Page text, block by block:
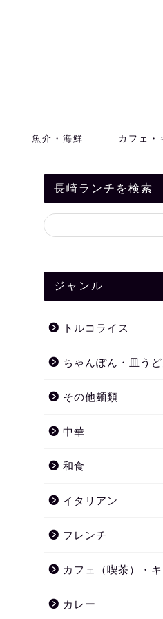
魚介・海鮮 カフェ・
長崎ランチを検索
ジャンル
トルコライス
ちゃんぽん・皿う
その他麺類
中華
和食
イタリアン
フレンチ
カフェ（喫茶）・
カレー